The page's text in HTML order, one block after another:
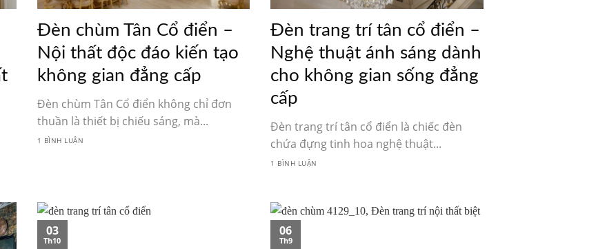
Đèn chùm Tân Cổ điển –
Nội thất độc đáo kiến tạo
không gian đẳng cấp
Đèn chùm Tân Cổ điển không chỉ đơn
thuần là thiết bị chiếu sáng, mà...
1 BÌNH LUẬN
Đèn trang trí tân cổ điển –
Nghệ thuật ánh sáng dành
cho không gian sống đẳng
cấp
Đèn trang trí tân cổ điển là chiếc đèn
chứa đựng tinh hoa nghệ thuật...
1 BÌNH LUẬN
03
Th10
06
Th9